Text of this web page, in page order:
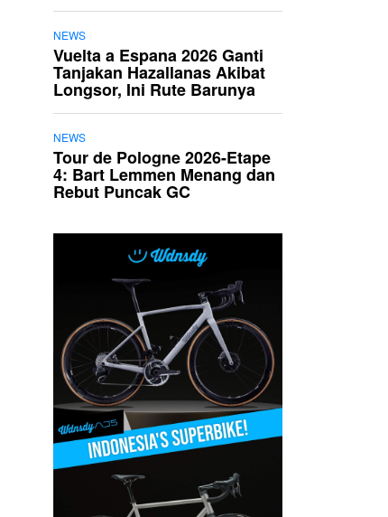
NEWS
Vuelta a Espana 2026 Ganti
Tanjakan Hazallanas Akibat
Longsor, Ini Rute Barunya
NEWS
Tour de Pologne 2026-Etape
4: Bart Lemmen Menang dan
Rebut Puncak GC